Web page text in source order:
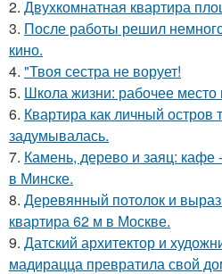
2. Двухкомнатная квартира
3. После работы решил
кино.
4. "Твоя сестра не ворует!
5. Школа жизни: рабочее место
6. Квартира как личный
задумывалась.
7. Камень, дерево и заяц:
в Минске.
8. Деревянный потолок и
квартира 62 м в Москве.
9. Датский архитектор и
мадирацца превратила свой